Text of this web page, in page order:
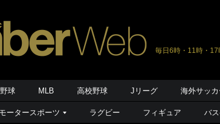
毎日6時・11時・17
球 MLB 高校野球 Jリーグ 海外サッカ
モータースポーツ ラグビー フィギュア バ